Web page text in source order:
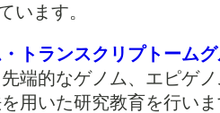
います。
トランスクリプトーム
端的なゲノム、エピゲ
用いた研究教育を行い